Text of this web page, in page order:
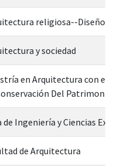
religiosa--Diseños
y sociedad
en Arquitectura con
Del
de Ingeniería y Ciencias
de Arquitectura